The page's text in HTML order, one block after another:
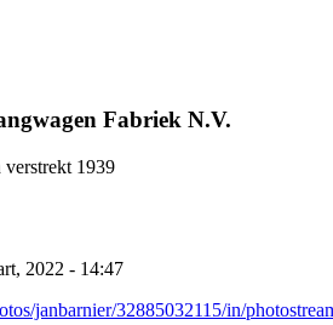
Fabriek N.V.
verstrekt 1939
2022 - 14:47
janbarnier/32885032115/in/